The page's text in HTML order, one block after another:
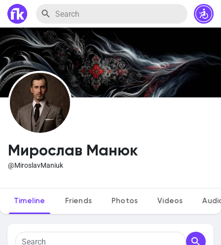
Мирослав Манюк
@MiroslavManiuk
Timeline Friends Photos Videos